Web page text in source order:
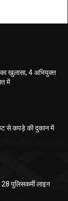
खुलासा, 4 अभियुक्त
में
से कपड़े की दुकान में
28 पुलिसकर्मी लाइन